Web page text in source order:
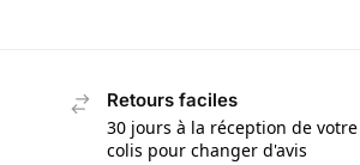
Retours faciles
30 jours à la réception de votre
colis pour changer d'avis